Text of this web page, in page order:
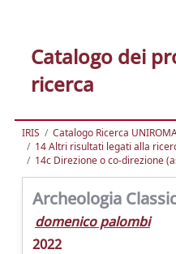
Catalogo dei
ricerca
IRIS
Catalogo Ricerca
14 Altri risultati legati alla
14c Direzione o co-direzione
Archeologia
domenico palombi
2022